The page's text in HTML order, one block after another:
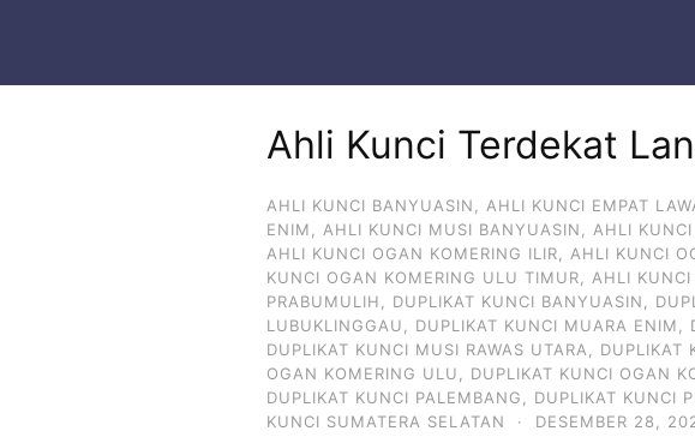
Ahli Kunci Terdekat
AHLI KUNCI BANYUASIN AHLI KUNCI EMPAT
ENIM
AHLI KUNCI MUSI BANYUASIN AHLI
AHLI KUNCI OGAN KOMERING ILIR
AHLI KUNCI
KUNCI OGAN KOMERING ULU TIMUR
AHLI KUNCI
PRABUMULIH
DUPLIKAT KUNCI BANYUASIN
LUBUKLINGGAU
DUPLIKAT KUNCI MUARA ENIM
DUPLIKAT KUNCI MUSI RAWAS UTARA
DUPLIKAT
OGAN KOMERING ULU
DUPLIKAT KUNCI OGAN
DUPLIKAT KUNCI PALEMBANG
DUPLIKAT KUNCI
KUNCI SUMATERA SELATAN
· DESEMBER 28,